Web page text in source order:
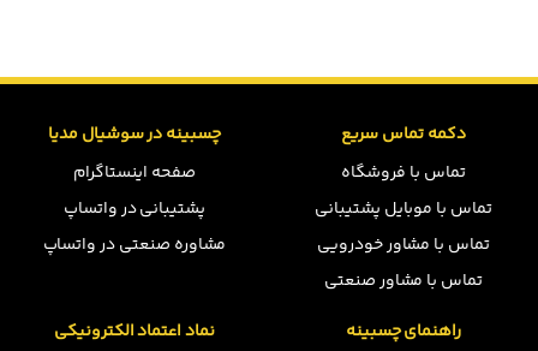
دکمه تماس سریع
تماس با فروشگاه
تماس با موبایل پشتیبانی
تماس با مشاور خودرویی
تماس با مشاور صنعتی
چسبینه در سوشیال مدیا
صفحه اینستاگرام
پشتیبانی در واتساپ
مشاوره صنعتی در واتساپ
راهنمای چسبینه
نماد اعتماد الکترونیکی